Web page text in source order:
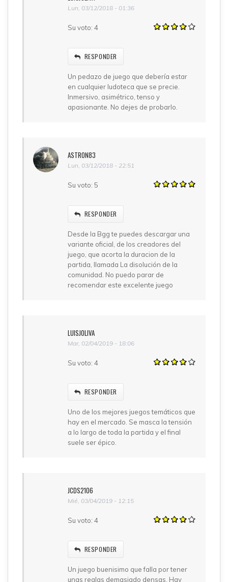
Lun, 03/12/2018 - 01:36
Su voto: 4
RESPONDER
Un pedazo de juego que debería estar
en cualquier ludoteca que se precie.
Inmersivo, asimétrico, tenso y
apasionante. No dejes de probarlo.
ASTRON83
Lun, 03/12/2018 - 22:51
Su voto: 5
RESPONDER
Desde la Bgg te puedes descargar una
variante oficial, de los creadores del
juego, que acorta la duracion de la
partida, llamada La disolución de la
comunidad. No puedo parar de
recomendar este excelente juego
LUISJOLIVA
Mar, 02/04/2019 - 18:06
Su voto: 4
RESPONDER
Uno de los mejores juegos temáticos que
hay en el mercado. Se masca la tensión
a lo largo de toda la partida y el final
suele ser épico.
JCDS2106
Mié, 03/04/2019 - 12:15
Su voto: 4
RESPONDER
Un juego buenisimo que falla por tener
unas reglas demasiado densas. Hay